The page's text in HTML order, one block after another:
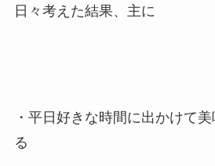
日々考えた結果、主に
・平日好きな時間に出かけて
る